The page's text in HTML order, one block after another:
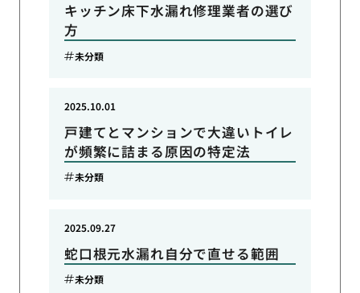
キッチン床下水漏れ修理業者の選び
方
未分類
戸建てとマンションで大違いトイレ
が頻繁に詰まる原因の特定法
2025.10.01
未分類
蛇口根元水漏れ自分で直せる範囲
2025.09.27
未分類